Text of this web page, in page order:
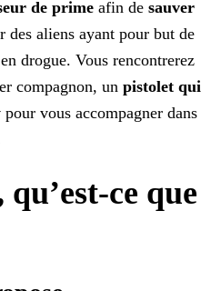
de prime afin de sauver
des aliens ayant pour but de
drogue. Vous rencontrerez
compagnon, un pistolet qui
pour vous accompagner dans
ce que